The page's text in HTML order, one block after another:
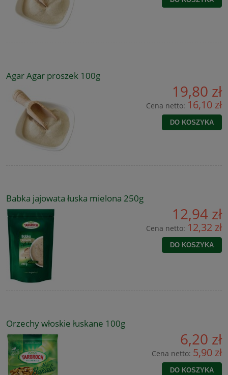
Agar Agar proszek 100g
19,80 zł
Cena netto: 16,10 zł
DO KOSZYKA
Babka jajowata łuska mielona 250g
12,94 zł
Cena netto: 12,32 zł
DO KOSZYKA
Orzechy włoskie łuskane 100g
6,20 zł
Cena netto: 5,90 zł
DO KOSZYKA